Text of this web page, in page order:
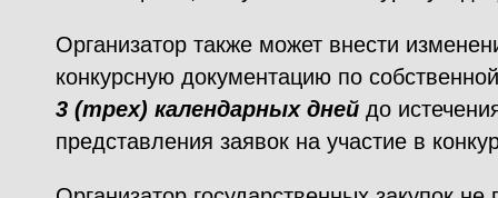
Организатор также может внести
конкурсную документацию по
3 (трех) календарных дней до
представления заявок на участие в